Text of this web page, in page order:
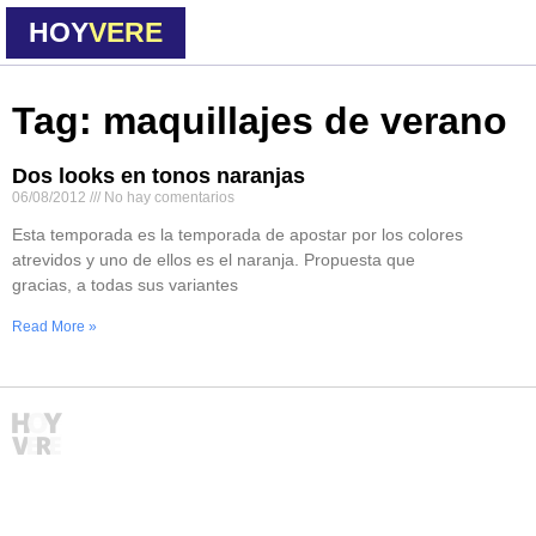
HOYVERE
Tag: maquillajes de verano
Dos looks en tonos naranjas
06/08/2012 No hay comentarios
Esta temporada es la temporada de apostar por los colores
atrevidos y uno de ellos es el naranja. Propuesta que
gracias, a todas sus variantes
Read More »